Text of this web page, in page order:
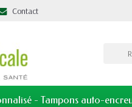
Contact
- Tampons auto-